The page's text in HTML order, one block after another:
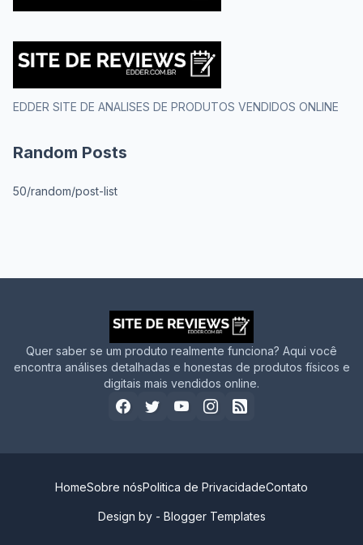
EDDER SITE DE ANALISES DE PRODUTOS VENDIDOS ONLINE
Random Posts
50/random/post-list
Quer saber se um produto realmente funciona? Aqui você
encontra análises detalhadas e honestas de produtos físicos e
digitais mais vendidos online.
Design by - Blogger Templates
HomeSobre nósPolitica de PrivacidadeContato